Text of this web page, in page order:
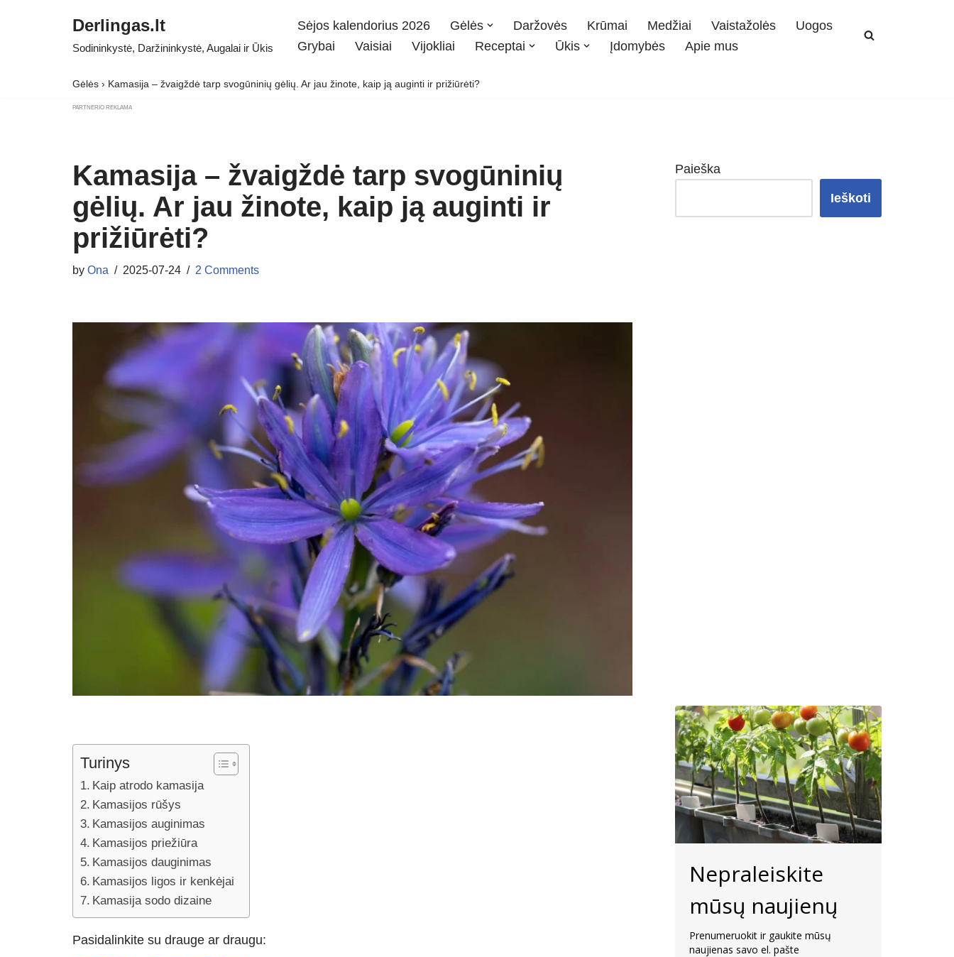
Derlingas.lt
Sodininkystė, Daržininkystė, Augalai ir Ūkis
Sėjos kalendorius 2026 Gėlės Daržovės Krūmai Medžiai Vaistažolės
Uogos
Grybai
Vaisiai Vijokliai Receptai Ūkis Įdomybės Apie mus
Gėlės › Kamasija – žvaigždė tarp svogūninių gėlių. Ar jau žinote, kaip ją auginti ir prižiūrėti?
PARTNERIO REKLAMA
Kamasija – žvaigždė tarp svogūninių
gėlių. Ar jau žinote, kaip ją auginti ir
prižiūrėti?
by Ona 2025-07-24 2 Comments
Turinys
Kaip atrodo kamasija
Kamasijos rūšys
Kamasijos auginimas
Kamasijos priežiūra
Kamasijos dauginimas
Kamasijos ligos ir kenkėjai
Kamasija sodo dizaine
Pasidalinkite su drauge ar draugu:
Paieška
Ieškoti
Nepraleiskite
mūsų naujienų
Prenumeruokit ir gaukite mūsų
naujienas savo el. pašte